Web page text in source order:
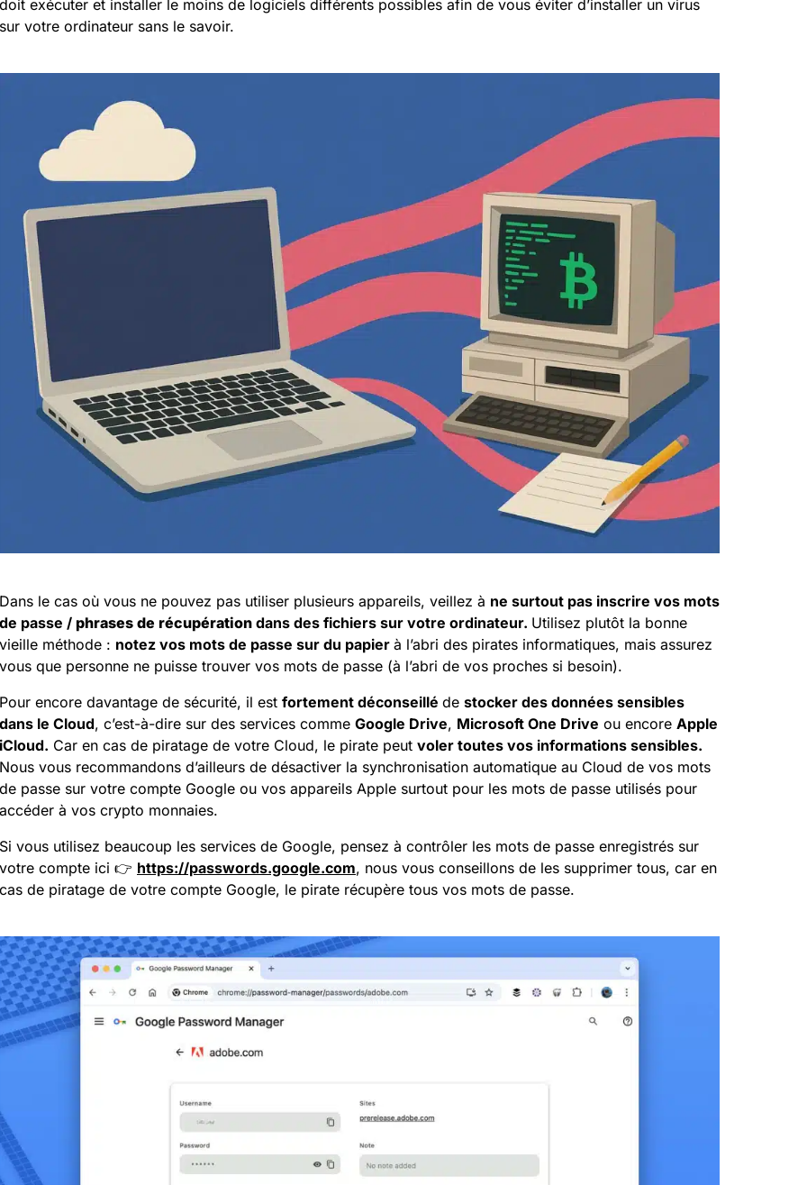
doit exécuter et installer le moins de logiciels différents possibles afin de vous éviter d’installer un virus
sur votre ordinateur sans le savoir.
Dans le cas où vous ne pouvez pas utiliser plusieurs appareils, veillez à ne surtout pas inscrire vos mots
de passe / phrases de récupération dans des fichiers sur votre ordinateur. Utilisez plutôt la bonne
vieille méthode : notez vos mots de passe sur du papier à l’abri des pirates informatiques, mais assurez
vous que personne ne puisse trouver vos mots de passe (à l’abri de vos proches si besoin).
Pour encore davantage de sécurité, il est fortement déconseillé de stocker des données sensibles
dans le Cloud, c’est-à-dire sur des services comme Google Drive, Microsoft One Drive ou encore Apple
iCloud. Car en cas de piratage de votre Cloud, le pirate peut voler toutes vos informations sensibles.
Nous vous recommandons d’ailleurs de désactiver la synchronisation automatique au Cloud de vos mots
de passe sur votre compte Google ou vos appareils Apple surtout pour les mots de passe utilisés pour
accéder à vos crypto monnaies.
Si vous utilisez beaucoup les services de Google, pensez à contrôler les mots de passe enregistrés sur
votre compte ici 👉 https://passwords.google.com, nous vous conseillons de les supprimer tous, car en
cas de piratage de votre compte Google, le pirate récupère tous vos mots de passe.